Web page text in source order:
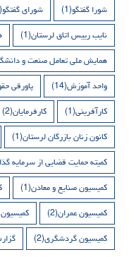
شورا گفتگو(1) شورای گفتگو(2)
نایب رییس اتاق لرستان(1)
همایش ملی تعامل صنعت و
واحد آموزش(14) پاورقی
کارآفرینی(1) کارفرمایان(2)
کانون زنان بازرگان لرستان(1)
کمیته حمایت قضایی از سرمایه
کمیسیون صنایع و معادن(1)
کمیسیون عمران(2)
کمیسیون گردشگری(2)